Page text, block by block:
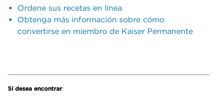
Ordene sus recetas en línea
Obtenga más información sobre cómo
convertirse en miembro de Kaiser Permanente
Si desea encontrar: